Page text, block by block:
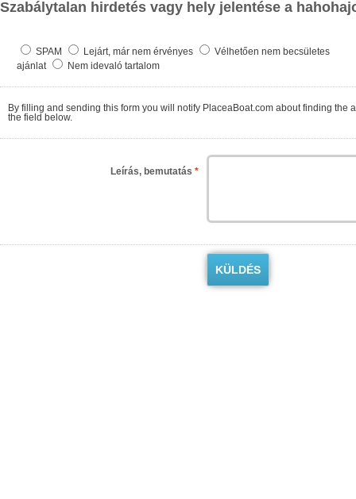
Szabálytalan hirdetés vagy hely jelentése a
SPAM Lejárt, már nem érvényes
Vélhetően nem becsületes
ajánlat
Nem idevaló tartalom
By filling and sending this form you will notify PlaceaBoat.com about finding the ad contrary to the regulations. We will check as
the field below.
Leírás, bemutatás *